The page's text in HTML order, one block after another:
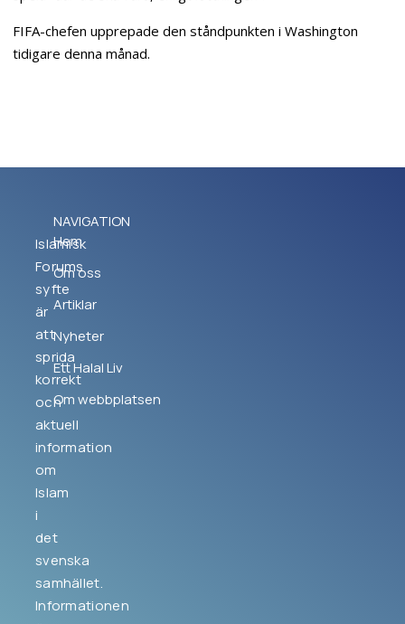
FIFA-chefen upprepade den ståndpunkten i Washington
tidigare denna månad.
Islamisk
Forums
syfte
är
att
sprida
korrekt
och
aktuell
information
om
Islam
i
det
svenska
samhället.
Informationen
NAVIGATION
Hem
Om oss
Artiklar
Nyheter
Ett Halal Liv
Om webbplatsen